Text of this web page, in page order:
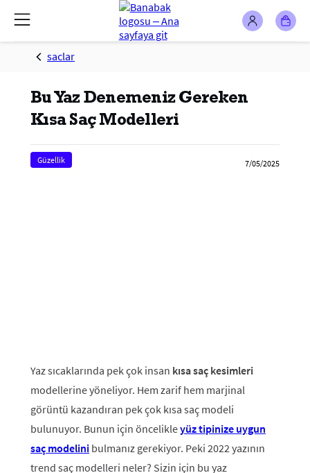
saclar
Bu Yaz Denemeniz Gereken
Kısa Saç Modelleri
Güzellik 7/05/2025
Yaz sıcaklarında pek çok insan kısa saç kesimleri
modellerine yöneliyor. Hem zarif hem marjinal
görüntü kazandıran pek çok kısa saç modeli
bulunuyor. Bunun için öncelikleyüz tipinize uygun
saç modelini bulmanız gerekiyor. Peki 2022 yazının
trend saç modelleri neler? Sizin için bu yaz